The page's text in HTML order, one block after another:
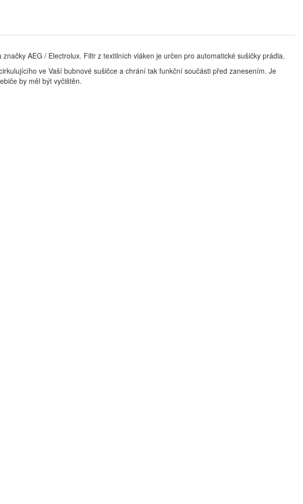
AEG / Electrolux. Filtr z textilních vláken je určen pro automatické sušičky prádla.
ve Vaší bubnové sušičce a chrání tak funkční součásti před zanesením. Je
by měl být vyčištěn.